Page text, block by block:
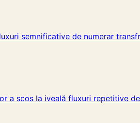
semnificative de numerar
a scos la iveală fluxuri repetitive